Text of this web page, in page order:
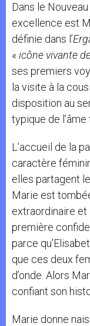
Dans le
excellence est
définie dans l’
« icône vivante
ses premiers
la visite à la
disposition au
typique de
L’accueil de la
caractère
elles partagent
Marie est
extraordinaire et
première
parce
que ces deux
d’onde. Alors
confiant son
Marie donne